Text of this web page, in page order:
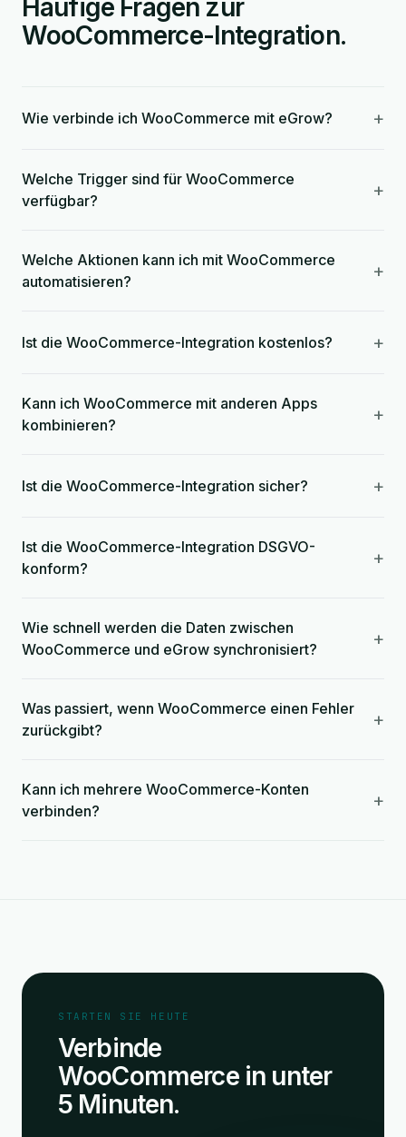
Häufige Fragen zur
WooCommerce-Integration.
Wie verbinde ich WooCommerce mit eGrow? +
Welche Trigger sind für WooCommerce
verfügbar?
+
Welche Aktionen kann ich mit WooCommerce
automatisieren?
+
Ist die WooCommerce-Integration kostenlos? +
Kann ich WooCommerce mit anderen Apps
kombinieren?
+
Ist die WooCommerce-Integration sicher? +
Ist die WooCommerce-Integration DSGVO-
konform?
+
Wie schnell werden die Daten zwischen
WooCommerce und eGrow synchronisiert?
+
Was passiert, wenn WooCommerce einen Fehler
zurückgibt?
+
Kann ich mehrere WooCommerce-Konten
verbinden?
+
STARTEN SIE HEUTE
Verbinde
WooCommerce in unter
5 Minuten.